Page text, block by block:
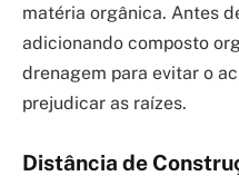
matéria orgânica. Antes
adicionando composto
drenagem para evitar o
prejudicar as raízes.
Distância de